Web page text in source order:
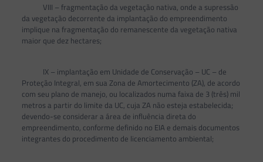
VIII – fragmentação da vegetação nativa, onde a supressão
da vegetação decorrente da implantação do empreendimento
implique na fragmentação do remanescente da vegetação nativa
maior que dez hectares;
IX – implantação em Unidade de Conservação – UC – de
Proteção Integral, em sua Zona de Amortecimento (ZA), de acordo
com seu plano de manejo, ou localizados numa faixa de 3 (três) mil
metros a partir do limite da UC, cuja ZA não esteja estabelecida;
devendo-se considerar a área de influência direta do
empreendimento, conforme definido no EIA e demais documentos
integrantes do procedimento de licenciamento ambiental;